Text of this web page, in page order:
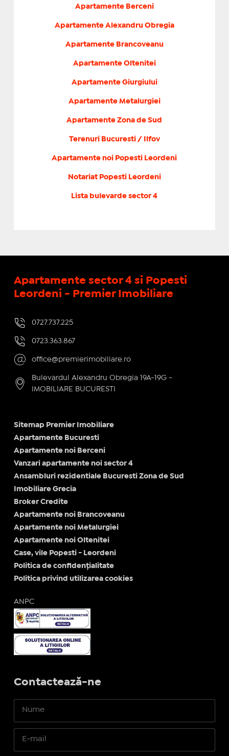
Apartamente Berceni
Apartamente Alexandru Obregia
Apartamente Brancoveanu
Apartamente Oltenitei
Apartamente Giurgiului
Apartamente Metalurgiei
Apartamente Zona de Sud
Terenuri Bucuresti / Ilfov
Apartamente noi Popesti Leordeni
Notariat Popesti Leordeni
Lista bulevarde sector 4
Apartamente sector 4 si Popesti
Leordeni - Premier Imobiliare
0727.737.225
0723.363.867
office@premierimobiliare.ro
Bulevardul Alexandru Obregia 19A-19G -
IMOBILIARE BUCURESTI
Sitemap Premier Imobiliare
Apartamente Bucuresti
Apartamente noi Berceni
Vanzari apartamente noi sector 4
Ansambluri rezidentiale Bucuresti Zona de Sud
Imobiliare Grecia
Broker Credite
Apartamente noi Brancoveanu
Apartamente noi Metalurgiei
Apartamente noi Oltenitei
Case, vile Popesti - Leordeni
Politica de confidențialitate
Politica privind utilizarea cookies
ANPC
Contactează-ne